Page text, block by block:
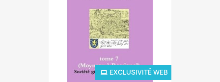
EXCLUSIVITÉ WEB